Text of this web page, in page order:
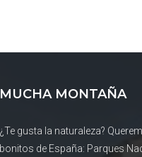
MUCHA MONTAÑA
¿Te gusta la naturaleza?
bonitos de España: Parques